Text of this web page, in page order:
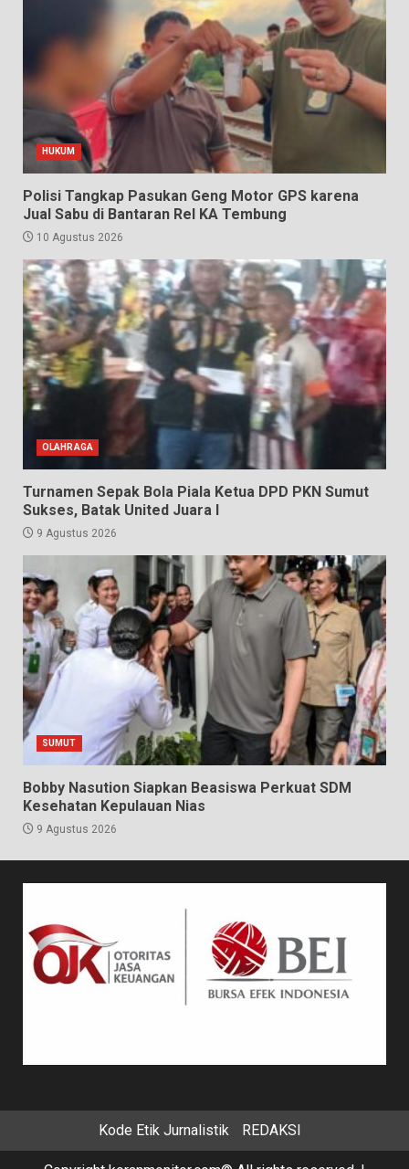
HUKUM
Polisi Tangkap Pasukan Geng Motor GPS karena
Jual Sabu di Bantaran Rel KA Tembung
10 Agustus 2026
OLAHRAGA
Turnamen Sepak Bola Piala Ketua DPD PKN Sumut
Sukses, Batak United Juara I
9 Agustus 2026
SUMUT
Bobby Nasution Siapkan Beasiswa Perkuat SDM
Kesehatan Kepulauan Nias
9 Agustus 2026
Kode Etik Jurnalistik REDAKSI